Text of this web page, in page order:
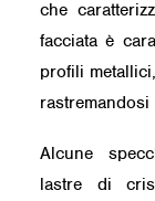
che
facciata è
profili
rastremandosi
Alcune
lastre di